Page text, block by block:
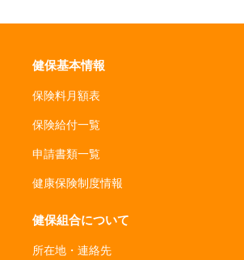
健保基本情報
保険料月額表
保険給付一覧
申請書類一覧
健康保険制度情報
健保組合について
所在地・連絡先